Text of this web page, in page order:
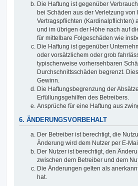
Die Haftung ist gegenüber
bei Schäden aus der Verletzung
Vertragspflichten (Kardinalpflichten)
und im übrigen der Höhe nach auf
für mittelbare Folgeschäden wie
Die Haftung ist gegenüber
oder vorsätzlichem oder grob
typischerweise vorhersehbaren
Durchschnittsschäden begrenzt.
Gewinn.
Die Haftungsbegrenzung der
Erfüllungsgehilfen des Betreibers.
Ansprüche für eine Haftung aus
6. ÄNDERUNGSVORBEHALT
Der Betreiber ist berechtigt, die
Änderung wird dem Nutzer per E-
Der Nutzer ist berechtigt, den
zwischen dem Betreiber und dem
Die Änderungen gelten als
hat.